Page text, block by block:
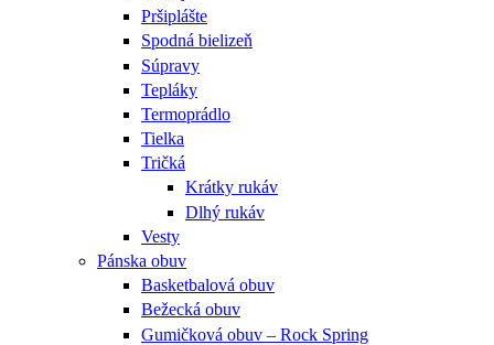
Pršiplášte
Spodná bielizeň
Súpravy
Tepláky
Termoprádlo
Tielka
Tričká
Krátky rukáv
Dlhý rukáv
Vesty
Pánska obuv
Basketbalová obuv
Bežecká obuv
Gumičková obuv – Rock Spring